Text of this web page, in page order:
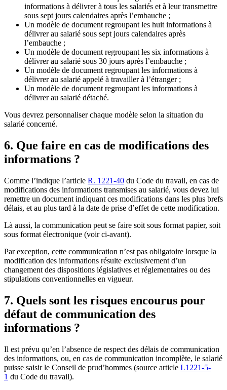
informations à délivrer à tous les salariés et à leur transmettre
sous sept jours calendaires après l’embauche ;
Un modèle de document regroupant les huit informations à
délivrer au salarié sous sept jours calendaires après
l’embauche ;
Un modèle de document regroupant les six informations à
délivrer au salarié sous 30 jours après l’embauche ;
Un modèle de document regroupant les informations à
délivrer au salarié appelé à travailler à l’étranger ;
Un modèle de document regroupant les informations à
délivrer au salarié détaché.
Vous devrez personnaliser chaque modèle selon la situation du
salarié concerné.
6. Que faire en cas de modifications des
informations ?
Comme l’indique l’article R. 1221-40 du Code du travail, en cas de
modifications des informations transmises au salarié, vous devez lui
remettre un document indiquant ces modifications dans les plus brefs
délais, et au plus tard à la date de prise d’effet de cette modification.
Là aussi, la communication peut se faire soit sous format papier, soit
sous format électronique (voir ci-avant).
Par exception, cette communication n’est pas obligatoire lorsque la
modification des informations résulte exclusivement d’un
changement des dispositions législatives et réglementaires ou des
stipulations conventionnelles en vigueur.
7. Quels sont les risques encourus pour
défaut de communication des
informations ?
Il est prévu qu’en l’absence de respect des délais de communication
des informations, ou, en cas de communication incomplète, le salarié
puisse saisir le Conseil de prud’hommes (source article L1221-5-
1 du Code du travail).